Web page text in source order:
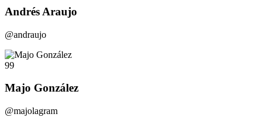
Andrés Araujo
@andraujo
99
Majo González
@majolagram